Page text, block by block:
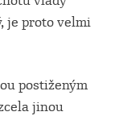
je proto velmi
postiženým
jinou